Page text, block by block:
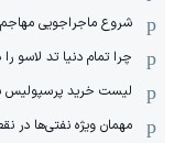
شروع ماجراجویی
چرا تمام دنیا تد لاسو
لیست خرید پرسپولیس با 10 چهره
مهمان‌ ویژه نفتی‌ها در